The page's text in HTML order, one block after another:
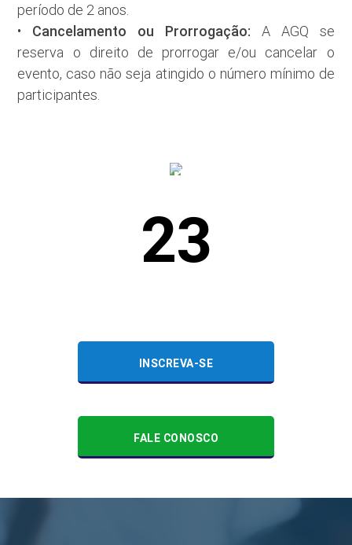
período de 2 anos.
• Cancelamento ou Prorrogação: A AGQ se
reserva o direito de prorrogar e/ou cancelar o
evento, caso não seja atingido o número mínimo de
participantes.
Julho
23
INSCREVA-SE
FALE CONOSCO